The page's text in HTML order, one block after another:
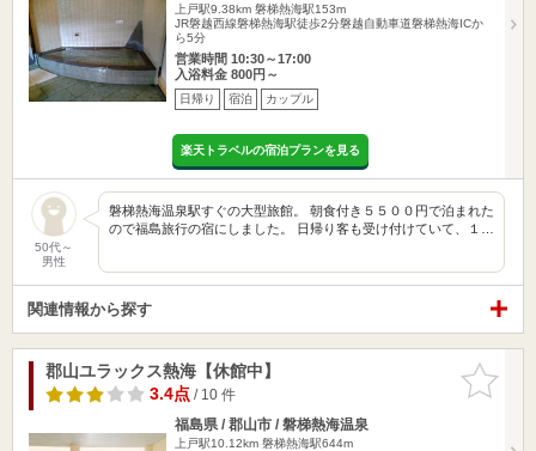
上戸駅9.38km 磐梯熱海駅153m
JR磐越西線磐梯熱海駅徒歩2分磐越自動車道磐梯熱海ICか
ら5分
営業時間 10:30～17:00
入浴料金 800円～
日帰り 宿泊 カップル
楽天トラベルの宿泊プランを見る
50代～
男性
磐梯熱海温泉駅すぐの大型旅館。 朝食付き５５００円で泊まれた
ので福島旅行の宿にしました。 日帰り客も受け付けていて、１…
関連情報から探す
お気に入
りに追加
郡山ユラックス熱海【休館中】
3.4点/ 10 件
福島県 / 郡山市 / 磐梯熱海温泉
上戸駅10.12km 磐梯熱海駅644m